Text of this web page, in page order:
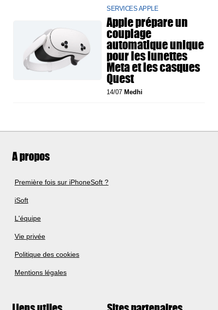
SERVICES APPLE
Apple prépare un
couplage
automatique unique
pour les lunettes
Meta et les casques
Quest
14/07Medhi
A propos
Première fois sur iPhoneSoft ?
iSoft
L'équipe
Vie privée
Politique des cookies
Mentions légales